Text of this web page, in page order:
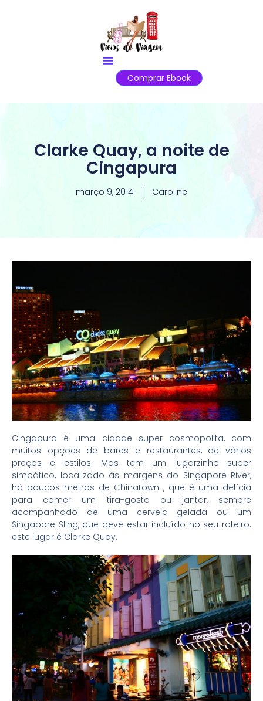
Comprar Ebook
Clarke Quay, a noite de
Cingapura
março 9, 2014 Caroline
Cingapura é uma cidade super cosmopolita, com
muitos opções de bares e restaurantes, de vários
preços e estilos. Mas tem um lugarzinho super
simpático, localizado às margens do Singapore River,
há poucos metros de Chinatown , que é uma delícia
para comer um tira-gosto ou jantar, sempre
acompanhado de uma cerveja gelada ou um
Singapore Sling, que deve estar incluído no seu roteiro.
este lugar é Clarke Quay.